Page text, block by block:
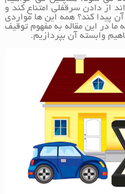
از دادن سرقفلی امتناع کند و
پیدا کند؟ همه این ها مواردی
در این مقاله به مفهوم توقیف
وابسته آن بپردازیم.